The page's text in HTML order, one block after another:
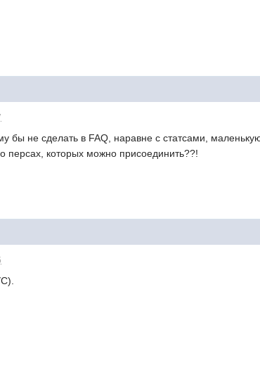
бы не сделать в FAQ, наравне с статсами,
персах, которых можно присоединить??!